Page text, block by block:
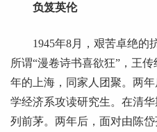
负笈英伦
1945年8月，艰苦卓绝的
所谓“漫卷诗书喜欲狂”，王
年的上海，同家人团聚。两
学经济系攻读研究生。在清
列前茅。两年后，面对由陈